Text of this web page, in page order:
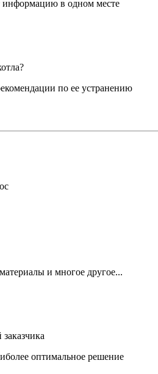
информацию в одном месте
по ее устранению
и многое другое...
оптимальное решение